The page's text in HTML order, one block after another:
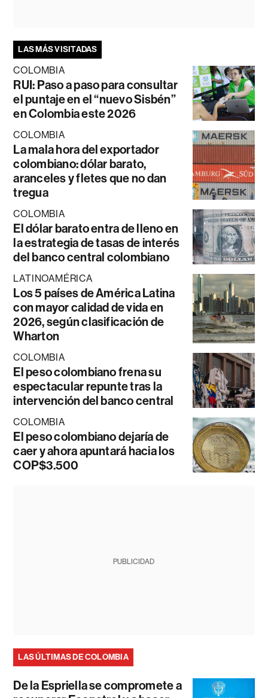
LAS MÁS VISITADAS
COLOMBIA
RUI: Paso a paso para consultar
el puntaje en el “nuevo Sisbén”
en Colombia este 2026
COLOMBIA
La mala hora del exportador
colombiano: dólar barato,
aranceles y fletes que no dan
tregua
COLOMBIA
El dólar barato entra de lleno en
la estrategia de tasas de interés
del banco central colombiano
LATINOAMÉRICA
Los 5 países de América Latina
con mayor calidad de vida en
2026, según clasificación de
Wharton
COLOMBIA
El peso colombiano frena su
espectacular repunte tras la
intervención del banco central
COLOMBIA
El peso colombiano dejaría de
caer y ahora apuntará hacia los
COP$3.500
PUBLICIDAD
LAS ÚLTIMAS DE COLOMBIA
De la Espriella se compromete a